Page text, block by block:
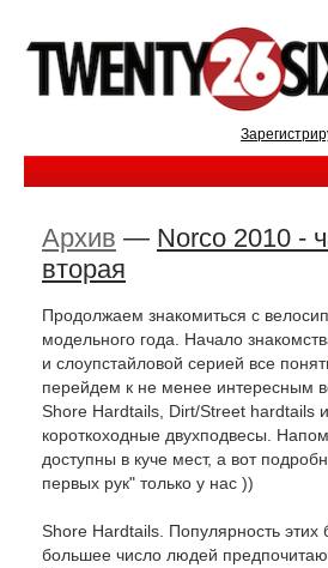
Архив — Norco 2010 -
вторая
Продолжаем знакомиться с
модельного года. Начало
и слоупстайловой серией все
перейдем к не менее интересным
Shore Hardtails, Dirt/Street hardtails
короткоходные двухподвесы.
доступны в куче мест, а вот
первых рук" только у нас ))
Shore Hardtails. Популярность этих
большее число людей